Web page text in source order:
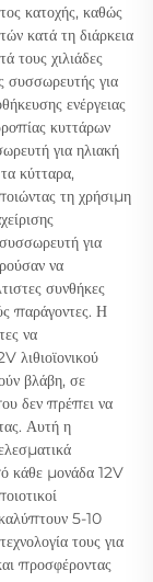
κατοχής, καθώς
κατά τη διάρκεια
τους χιλιάδες
συσσωρευτής για
ενέργειας
κυττάρων
για ηλιακή
κύτταρα,
τη χρήσιμη
για
να
συνθήκες
παράγοντες. Η
να
λιθιοϊονικού
βλάβη, σε
δεν πρέπει να
Αυτή η
κάθε μονάδα 12V
5-10
τους για
προσφέροντας